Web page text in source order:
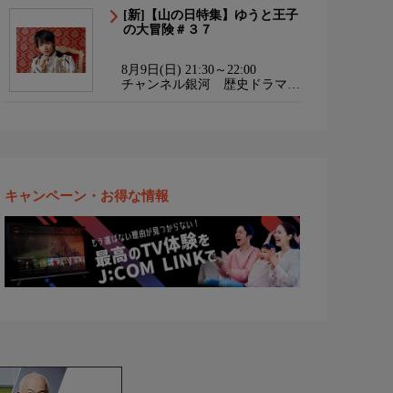
[新]【山の日特集】ゆうと王子
の大冒険＃３７
8月9日(日) 21:30～22:00
チャンネル銀河 歴史ドラマ・
キャンペーン・お得な情報